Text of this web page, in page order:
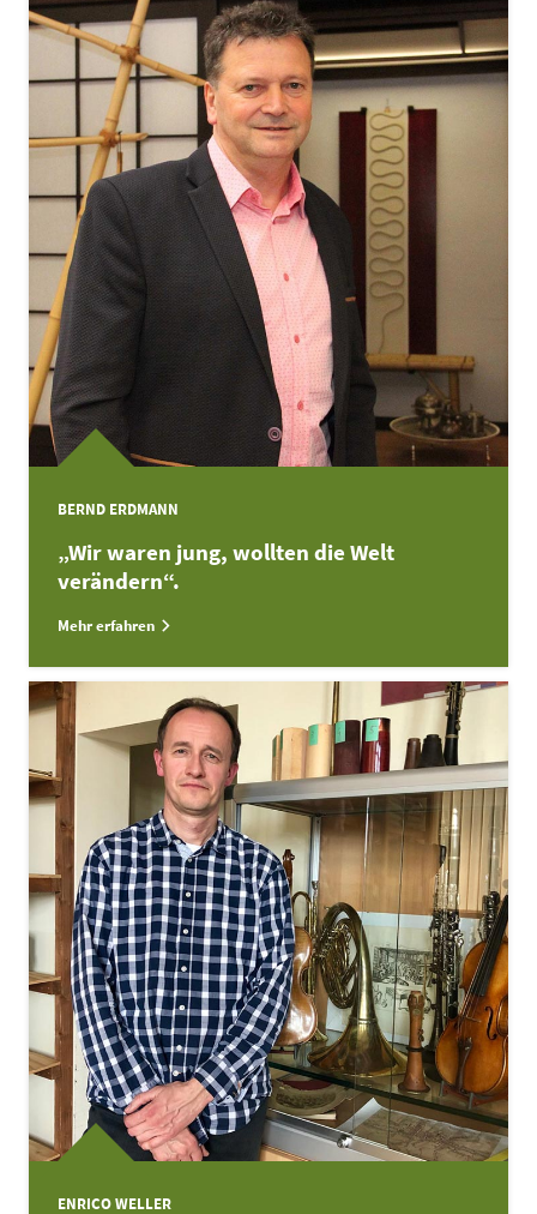
BERND ERDMANN
„Wir waren jung, wollten die Welt
verändern“.
Mehr erfahren
ENRICO WELLER